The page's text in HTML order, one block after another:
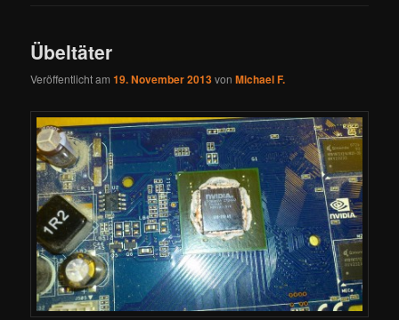
Übeltäter
Veröffentlicht am19. November 2013vonMichael F.